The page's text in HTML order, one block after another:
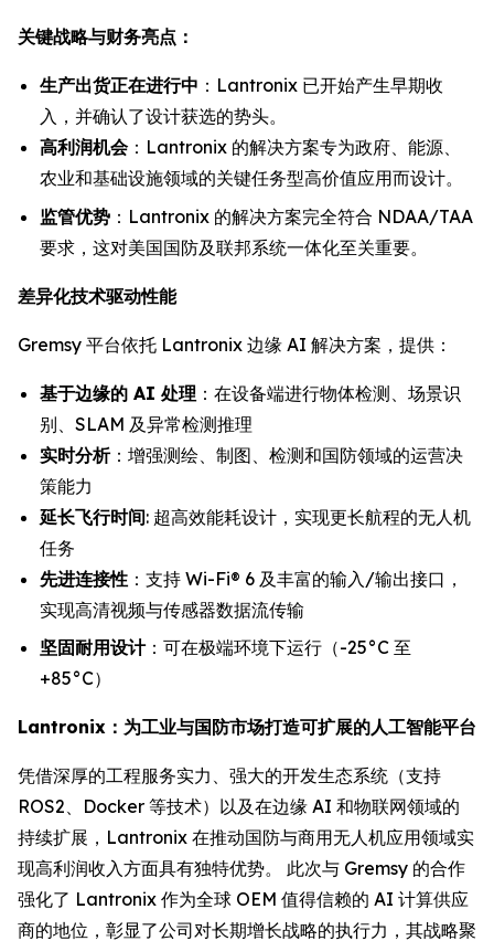
关键战略与财务亮点：
生产出货正在进行中 ：Lantronix 已开始产生早期收
入，并确认了设计获选的势头。
高利润机会：Lantronix 的解决方案专为政府、能源、
农业和基础设施领域的关键任务型高价值应用而设计。
监管优势 ：Lantronix 的解决方案完全符合 NDAA/TAA
要求，这对美国国防及联邦系统一体化至关重要。
差异化技术驱动性能
Gremsy 平台依托 Lantronix 边缘 AI 解决方案，提供：
基于边缘的 AI 处理 ：在设备端进行物体检测、场景识
别、SLAM 及异常检测推理
实时分析：增强测绘、制图、检测和国防领域的运营决
策能力
延长飞行时间: 超高效能耗设计，实现更长航程的无人机
任务
先进连接性 ：支持 Wi-Fi® 6 及丰富的输入/输出接口，
实现高清视频与传感器数据流传输
坚固耐用设计：可在极端环境下运行（-25°C 至
+85°C）
Lantronix：为工业与国防市场打造可扩展的人工智能平台
凭借深厚的工程服务实力、强大的开发生态系统（支持
ROS2、Docker 等技术）以及在边缘 AI 和物联网领域的
持续扩展，Lantronix 在推动国防与商用无人机应用领域实
现高利润收入方面具有独特优势。 此次与 Gremsy 的合作
强化了 Lantronix 作为全球 OEM 值得信赖的 AI 计算供应
商的地位，彰显了公司对长期增长战略的执行力，其战略聚